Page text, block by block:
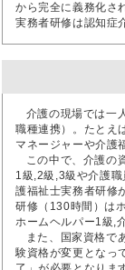
から完全に義務化さ
実務者研修は認知症
介護の現場では一
職種連携）。たとえ
マネージャーや介護
この中で、介護の
1級,2級,3級や介護
護福祉士実務者研修
研修（130時間）は
ホームヘルパー1級,
また、国家資格で
験資格が変更となっ